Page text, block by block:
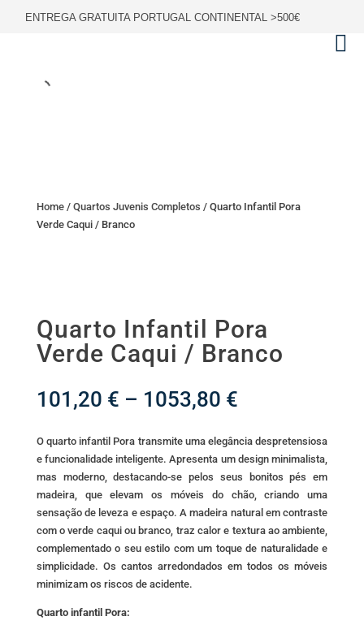
ENTREGA GRATUITA PORTUGAL CONTINENTAL >500€
Home/ Quartos Juvenis Completos / Quarto Infantil Pora
Verde Caqui / Branco
Quarto Infantil Pora
Verde Caqui / Branco
101,20 € – 1053,80 €Price
101,20 €
through
1053,80 €
O quarto infantil Pora transmite uma elegância despretensiosa
e funcionalidade inteligente. Apresenta um design minimalista,
mas moderno, destacando-se pelos seus bonitos pés em
madeira, que elevam os móveis do chão, criando uma
sensação de leveza e espaço. A madeira natural em contraste
com o verde caqui ou branco, traz calor e textura ao ambiente,
complementado o seu estilo com um toque de naturalidade e
simplicidade. Os cantos arredondados em todos os móveis
minimizam os riscos de acidente.
Quarto infantil Pora: